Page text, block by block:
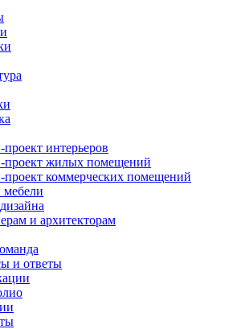
интерьеров
проект жилых помещений
проект коммерческих помещений
мебели
и архитекторам
и ответы